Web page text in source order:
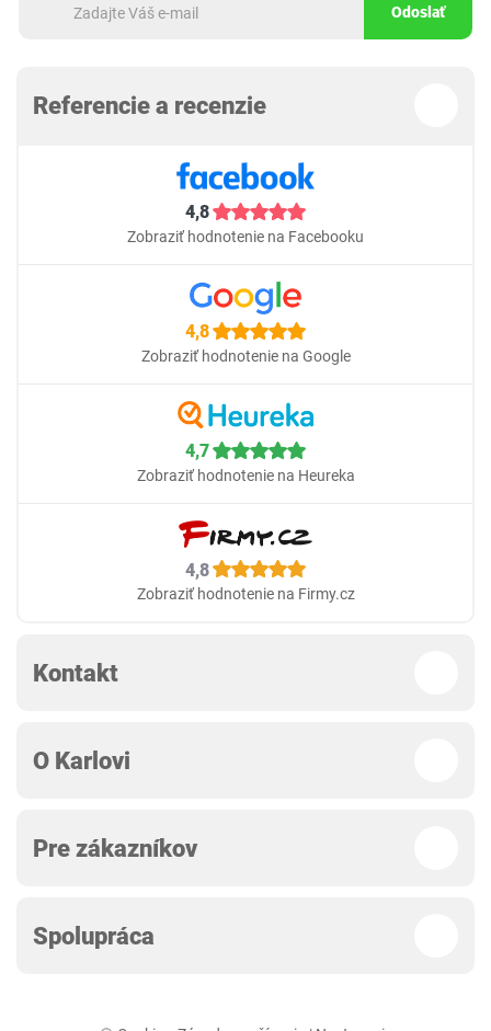
Odoslať
Referencie a recenzie
4,8
Zobraziť hodnotenie na Facebooku
4,8
Zobraziť hodnotenie na Google
4,7
Zobraziť hodnotenie na Heureka
4,8
Zobraziť hodnotenie na Firmy.cz
Kontakt
O Karlovi
Pre zákazníkov
Spolupráca